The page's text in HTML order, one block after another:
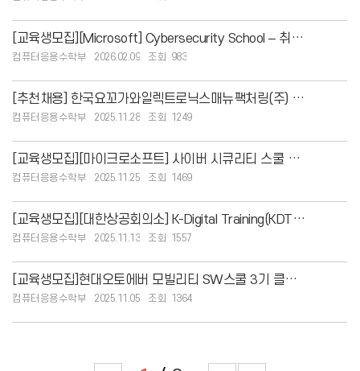
[교육생모집][Microsoft] Cybersecurity School – 취업 연계 보안
컴퓨터응용수학부 2026.02.09 983
[추천채용] 한국요꼬가와일렉트로닉스매뉴팩처링(주) 추천채용 관련 홍보 및 협조 요청
컴퓨터응용수학부 2025.11.28 1249
[교육생모집][마이크로소프트] 사이버 시큐리티 스쿨 국비 교육생 모집
컴퓨터응용수학부 2025.11.25 1469
[교육생모집][대한상공회의소] K-Digital Training(KDT) 과정 국비 교육생
컴퓨터응용수학부 2025.11.13 1557
[교육생모집]현대오토에버 모빌리티 SW스쿨 3기 클래스메이트 모집 (~ 11/12)
컴퓨터응용수학부 2025.11.05 1364